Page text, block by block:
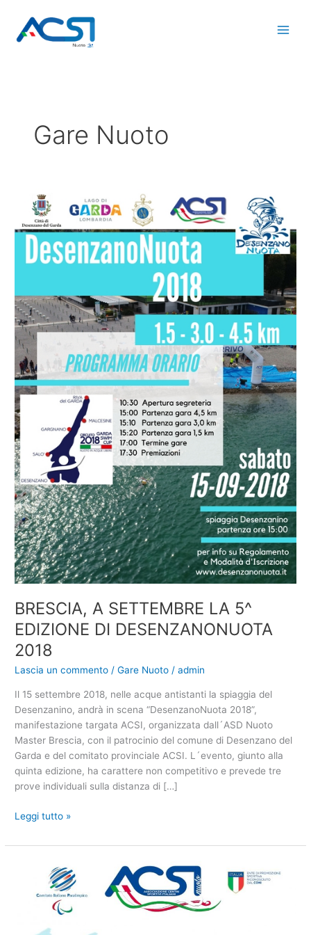
contenuto
Gare Nuoto
BRESCIA, A SETTEMBRE LA 5^
EDIZIONE DI DESENZANONUOTA
2018
Lascia un commento /Gare Nuoto /admin
Il 15 settembre 2018, nelle acque antistanti la spiaggia del
Desenzanino, andrà in scena “DesenzanoNuota 2018”,
manifestazione targata ACSI, organizzata dall´ASD Nuoto
Master Brescia, con il patrocinio del comune di Desenzano del
Garda e del comitato provinciale ACSI. L´evento, giunto alla
quinta edizione, ha carattere non competitivo e prevede tre
prove individuali sulla distanza di […]
BRESCIA,
SETTEMBRE
EDIZIONE
Leggi tutto »